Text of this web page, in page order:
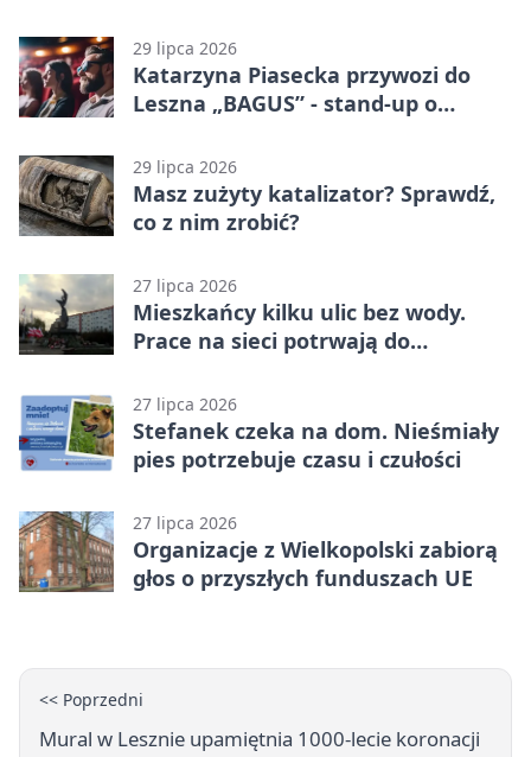
29 lipca 2026
Katarzyna Piasecka przywozi do
Leszna „BAGUS” - stand-up o
29 lipca 2026
Masz zużyty katalizator? Sprawdź,
co z nim zrobić?
27 lipca 2026
Mieszkańcy kilku ulic bez wody.
Prace na sieci potrwają do
27 lipca 2026
Stefanek czeka na dom. Nieśmiały
pies potrzebuje czasu i czułości
27 lipca 2026
Organizacje z Wielkopolski zabiorą
głos o przyszłych funduszach UE
<< Poprzedni
Mural w Lesznie upamiętnia 1000-lecie koronacji